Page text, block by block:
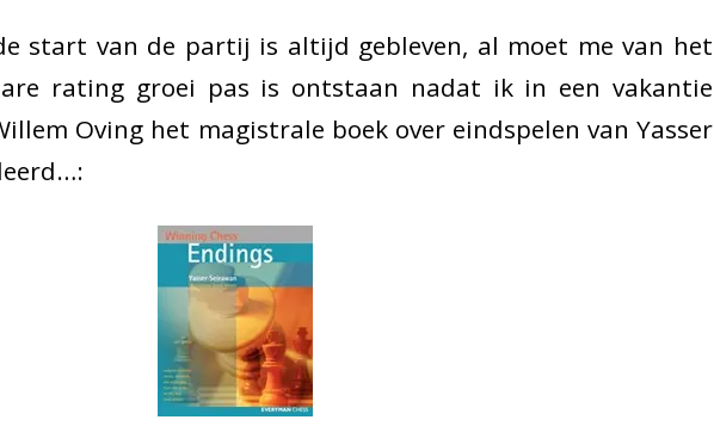
start van de partij is altijd gebleven, al moet me van het
rating groei pas is ontstaan nadat ik in een vakantie
Oving het magistrale boek over eindspelen van Yasser